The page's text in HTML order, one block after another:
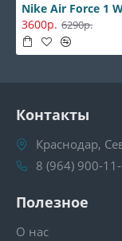
3600р. 6290р.
Контакты
Краснодар,
8 (964) 900-
Полезное
О нас